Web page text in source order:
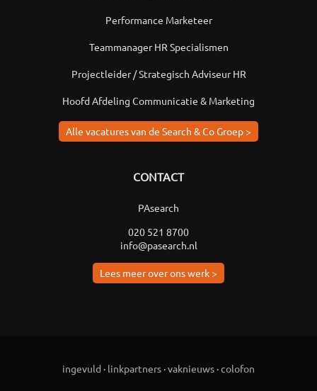
Performance Marketeer
Teammanager HR Specialismen
Projectleider / Strategisch Adviseur HR
Hoofd Afdeling Communicatie & Marketing
Alle vacatures van de Search & Co Groep >
CONTACT
PAsearch
020 521 8700
info@pasearch.nl
Lees meer over ons werk >
ingevuld · linkpartners ·vaknieuws ·colofon